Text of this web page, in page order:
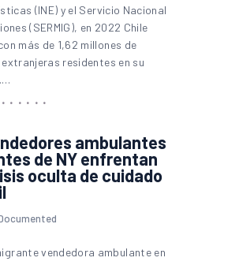
(INE) y el Servicio Nacional
(SERMIG), en 2022 Chile
más de 1,62 millones de
residentes en su
ambulantes
de NY enfrentan
oculta de cuidado